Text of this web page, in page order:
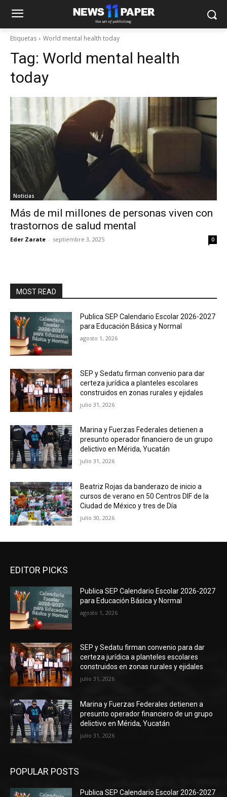
Etiquetas World mental health today
Tag: World mental health
today
Noticias
Más de mil millones de personas viven con
trastornos de ‎salud mental
Eder Zarate - septiembre 3, 2025 0
MOST READ
Publica SEP Calendario Escolar 2026-2027
para Educación Básica y Normal
agosto 1, 2026
SEP y Sedatu firman convenio para dar
certeza jurídica a planteles escolares
construidos en zonas rurales y ejidales
julio 31, 2026
Marina y Fuerzas Federales detienen a
presunto operador financiero de un grupo
delictivo en Mérida, Yucatán
julio 31, 2026
Beatriz Rojas da banderazo de inicio a
cursos de verano en 50 Centros DIF de la
Ciudad de México y tres de Día
julio 30, 2026
EDITOR PICKS
Publica SEP Calendario Escolar 2026-2027
para Educación Básica y Normal
agosto 1, 2026
SEP y Sedatu firman convenio para dar
certeza jurídica a planteles escolares
construidos en zonas rurales y ejidales
julio 31, 2026
Marina y Fuerzas Federales detienen a
presunto operador financiero de un grupo
delictivo en Mérida, Yucatán
julio 31, 2026
POPULAR POSTS
Publica SEP Calendario Escolar 2026-2027